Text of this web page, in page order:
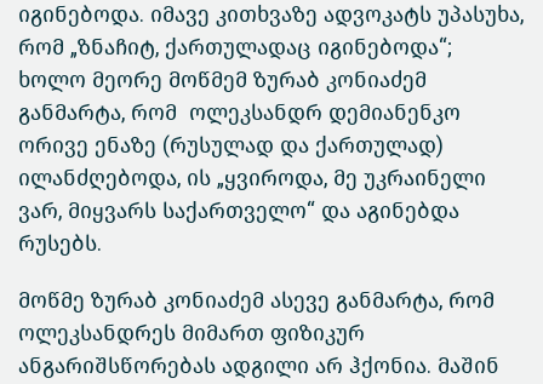
იგინებოდა. იმავე კითხვაზე ადვოკატს უპასუხა,
რომ „ზნაჩიტ, ქართულადაც იგინებოდა“;
ხოლო მეორე მოწმემ ზურაბ კონიაძემ
განმარტა, რომ ოლეკსანდრ დემიანენკო
ორივე ენაზე (რუსულად და ქართულად)
ილანძღებოდა, ის „ყვიროდა, მე უკრაინელი
ვარ, მიყვარს საქართველო“ და აგინებდა
რუსებს.
მოწმე ზურაბ კონიაძემ ასევე განმარტა, რომ
ოლეკსანდრეს მიმართ ფიზიკურ
ანგარიშსწორებას ადგილი არ ჰქონია. მაშინ